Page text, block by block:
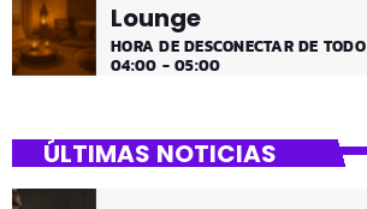
Lounge
HORA DE DESCONECTAR DE TODO
04:00 - 05:00
ÚLTIMAS NOTICIAS